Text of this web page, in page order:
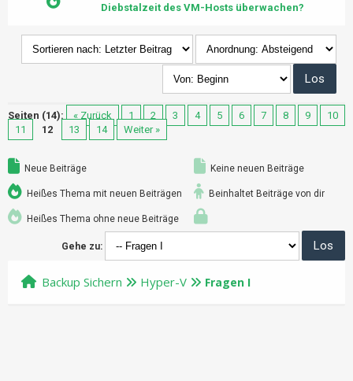
Diebstalzeit des VM-Hosts überwachen?
Seiten (14): « Zurück 1 2 3 4 5 6 7 8 9
10
11
12 13 14 Weiter »
Neue Beiträge
Heißes Thema mit neuen Beiträgen
Heißes Thema ohne neue Beiträge
Keine neuen Beiträge
Beinhaltet Beiträge von dir
Gehe zu:
Backup Sichern Hyper-V Fragen I